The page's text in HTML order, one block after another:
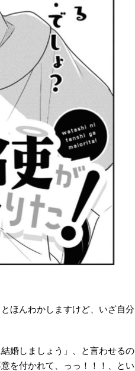
ほんわかしますけど、いざ自分
婚しましょう」、と言わせるの
を付かれて、っっ！！！、とい